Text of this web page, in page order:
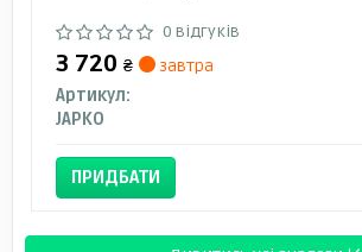
0 відгуків
3 720 ₴
завтра
Артикул:
JAPKO
ПРИДБАТИ